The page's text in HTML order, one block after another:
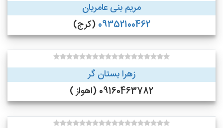
مریم بنی عامریان
09352100462 (کرج)
زهرا بستان گر
09160463782 (اهواز )